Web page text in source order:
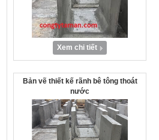
Xem chi tiết
Bản vẽ thiết kế rãnh bê tông thoát
nước